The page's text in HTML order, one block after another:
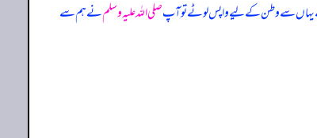
سے وطن کے لیے واپس لوٹے تو آپصلی اللہ علیہ وسلمنے ہم سے